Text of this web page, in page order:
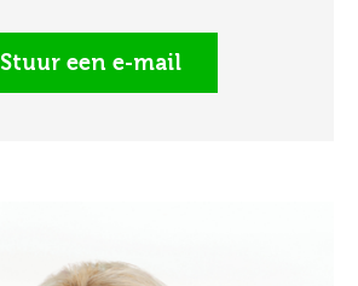
Stuur een e-mail